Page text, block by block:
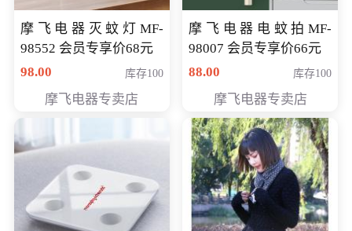
摩飞电器灭蚊灯MF-
98552 会员专享价68元
98.00
库存100
摩飞电器专卖店
摩飞电器电蚊拍MF-
98007 会员专享价66元
88.00
库存100
摩飞电器专卖店